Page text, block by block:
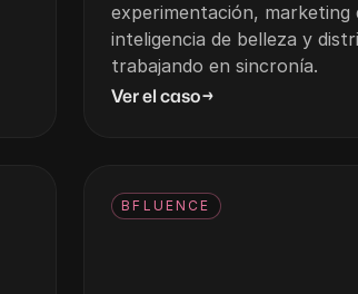
experimentación, marketing
inteligencia de belleza y
trabajando en sincronía.
Ver el caso→
BFLUENCE